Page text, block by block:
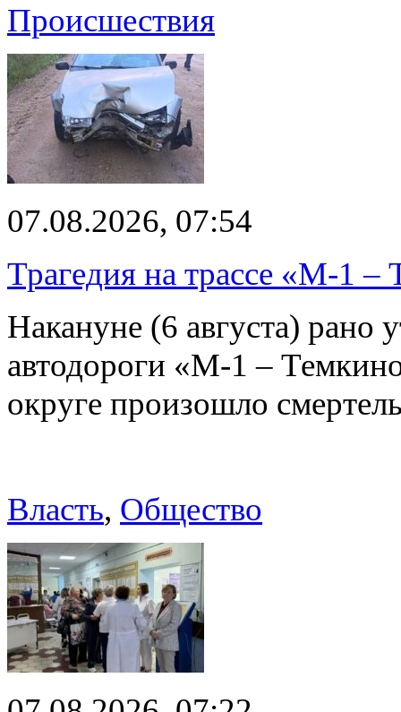
Происшествия
07.08.2026, 07:54
Трагедия на трассе «М-1 –
Накануне (6 августа) рано
автодороги «М-1 –
округе произошло
Власть, Общество